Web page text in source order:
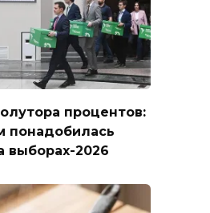
процентов:
понадобилась
выборах-2026